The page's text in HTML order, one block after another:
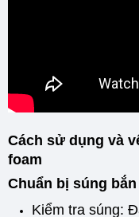
Cách sử dụng và
foam
Chuẩn bị súng
Kiểm tra súng: